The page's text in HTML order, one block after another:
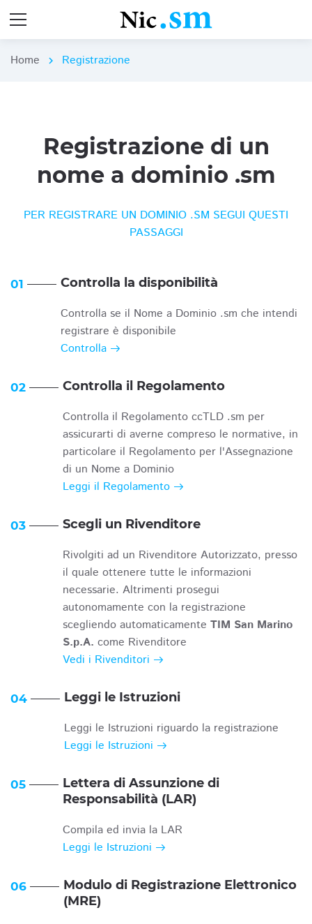
Home chevron_right Registrazione
Registrazione di un
nome a dominio .sm
PER REGISTRARE UN DOMINIO .SM SEGUI QUESTI
PASSAGGI
01 Controlla la disponibilità
Controlla se il Nome a Dominio .sm che intendi
registrare è disponibile
Controlla
02 Controlla il Regolamento
Controlla il Regolamento ccTLD .sm per
assicurarti di averne compreso le normative, in
particolare il Regolamento per l'Assegnazione
di un Nome a Dominio
Leggi il Regolamento
03 Scegli un Rivenditore
Rivolgiti ad un Rivenditore Autorizzato, presso
il quale ottenere tutte le informazioni
necessarie. Altrimenti prosegui
autonomamente con la registrazione
scegliendo automaticamente TIM San Marino
S.p.A. come Rivenditore
Vedi i Rivenditori
04 Leggi le Istruzioni
Leggi le Istruzioni riguardo la registrazione
Leggi le Istruzioni
05
Lettera di Assunzione di
Responsabilità (LAR)
Compila ed invia la LAR
Leggi le Istruzioni
06
Modulo di Registrazione Elettronico
(MRE)